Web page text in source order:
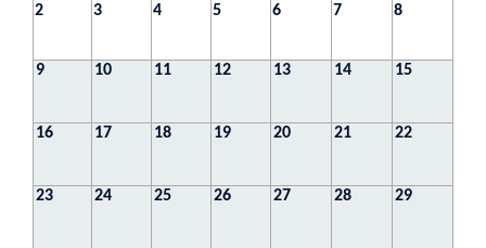
2 3 4 5 6 7 8
9 10 11 12 13 14 15
16 17 18 19 20 21 22
23 24 25 26 27 28 29